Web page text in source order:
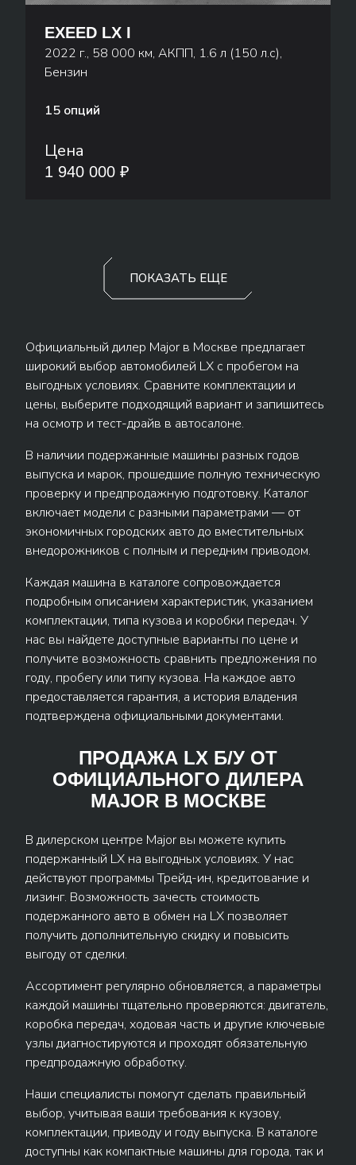
EXEED LX I
2022 г., 58 000 км, АКПП, 1.6 л (150 л.с),
Бензин
15 опций
Цена
1 940 000 ₽
ПОКАЗАТЬ ЕЩЕ
Официальный дилер Major в Москве предлагает
широкий выбор автомобилей LX с пробегом на
выгодных условиях. Сравните комплектации и
цены, выберите подходящий вариант и запишитесь
на осмотр и тест-драйв в автосалоне.
В наличии подержанные машины разных годов
выпуска и марок, прошедшие полную техническую
проверку и предпродажную подготовку. Каталог
включает модели с разными параметрами — от
экономичных городских авто до вместительных
внедорожников с полным и передним приводом.
Каждая машина в каталоге сопровождается
подробным описанием характеристик, указанием
комплектации, типа кузова и коробки передач. У
нас вы найдете доступные варианты по цене и
получите возможность сравнить предложения по
году, пробегу или типу кузова. На каждое авто
предоставляется гарантия, а история владения
подтверждена официальными документами.
ПРОДАЖА LX Б/У ОТ
ОФИЦИАЛЬНОГО ДИЛЕРА
MAJOR В МОСКВЕ
В дилерском центре Major вы можете купить
подержанный LX на выгодных условиях. У нас
действуют программы Трейд-ин, кредитование и
лизинг. Возможность зачесть стоимость
подержанного авто в обмен на LX позволяет
получить дополнительную скидку и повысить
выгоду от сделки.
Ассортимент регулярно обновляется, а параметры
каждой машины тщательно проверяются: двигатель,
коробка передач, ходовая часть и другие ключевые
узлы диагностируются и проходят обязательную
предпродажную обработку.
Наши специалисты помогут сделать правильный
выбор, учитывая ваши требования к кузову,
комплектации, приводу и году выпуска. В каталоге
доступны как компактные машины для города, так и